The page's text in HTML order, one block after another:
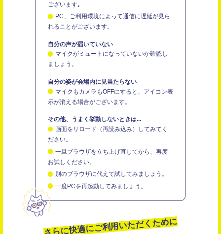
ございます｡
PC、ご利用環境によって通信に遅延が見ら
れることがございます。
自分の声が届いていない
マイクがミュートになっていないか確認し
ましょう。
自分の姿が会場内に見当たらない
マイクもカメラもOFFにすると、アイコン表
示が消える場合がございます。
その他、うまく挙動しないときは...
画面をリロード（再読み込み）してみてく
ださい。
一旦ブラウザを立ち上げ直してから、再度
お試しください。
別のブラウザに代えて試してみましょう。
一度PCを再起動してみましょう。
さらに快適にご利用いただくために